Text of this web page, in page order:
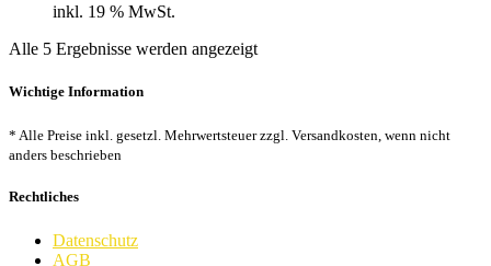
inkl. 19 % MwSt.
Alle 5 Ergebnisse werden angezeigtNach
Wichtige Information
* Alle Preise inkl. gesetzl. Mehrwertsteuer zzgl. Versandkosten, wenn nicht
anders beschrieben
Rechtliches
Datenschutz
AGB